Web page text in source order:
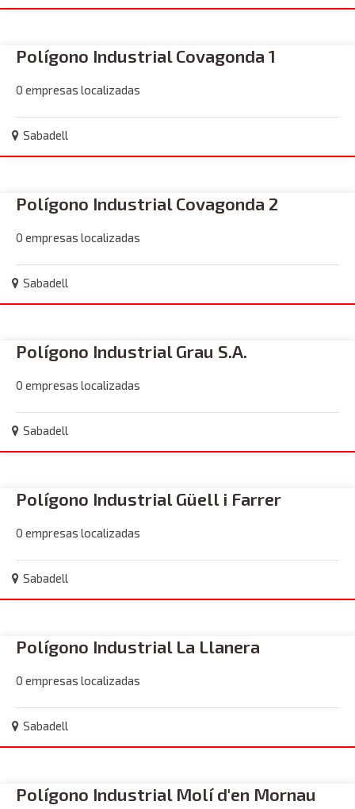
Polígono Industrial Covagonda 1
0 empresas localizadas
Sabadell
Polígono Industrial Covagonda 2
0 empresas localizadas
Sabadell
Polígono Industrial Grau S.A.
0 empresas localizadas
Sabadell
Polígono Industrial Güell i Farrer
0 empresas localizadas
Sabadell
Polígono Industrial La Llanera
0 empresas localizadas
Sabadell
Polígono Industrial Molí d'en Mornau